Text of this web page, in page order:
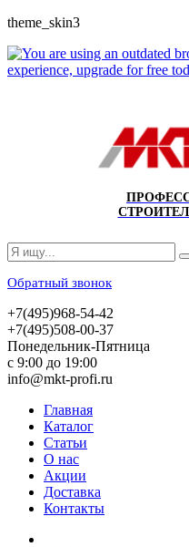
theme_skin3
Обратный звонок
+7(495)968-54-42
+7(495)508-00-37
Понедельник-Пятница
с 9:00 до 19:00
info@mkt-profi.ru
Главная
Каталог
Статьи
О нас
Акции
Доставка
Контакты